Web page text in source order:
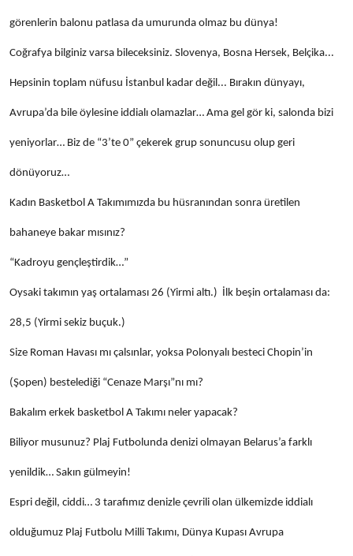
görenlerin balonu patlasa da umurunda olmaz bu dünya!
Coğrafya bilginiz varsa bileceksiniz. Slovenya, Bosna Hersek, Belçika...
Hepsinin toplam nüfusu İstanbul kadar değil... Bırakın dünyayı,
Avrupa’da bile öylesine iddialı olamazlar… Ama gel gör ki, salonda bizi
yeniyorlar… Biz de “3’te 0” çekerek grup sonuncusu olup geri
dönüyoruz…
Kadın Basketbol A Takımımızda bu hüsranından sonra üretilen
bahaneye bakar mısınız?
“Kadroyu gençleştirdik…”
Oysaki takımın yaş ortalaması 26 (Yirmi altı.) İlk beşin ortalaması da:
28,5 (Yirmi sekiz buçuk.)
Size Roman Havası mı çalsınlar, yoksa Polonyalı besteci Chopin’in
(Şopen) bestelediği “Cenaze Marşı”nı mı?
Bakalım erkek basketbol A Takımı neler yapacak?
Biliyor musunuz? Plaj Futbolunda denizi olmayan Belarus’a farklı
yenildik… Sakın gülmeyin!
Espri değil, ciddi… 3 tarafımız denizle çevrili olan ülkemizde iddialı
olduğumuz Plaj Futbolu Milli Takımı, Dünya Kupası Avrupa